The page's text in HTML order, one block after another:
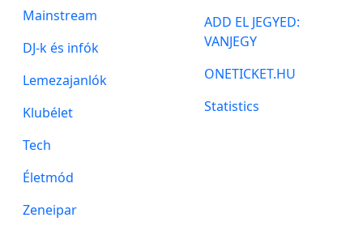
Mainstream
DJ-k és infók
Lemezajanlók
Klubélet
Tech
Életmód
Zeneipar
ADD EL JEGYED:
VANJEGY
ONETICKET.HU
Statistics